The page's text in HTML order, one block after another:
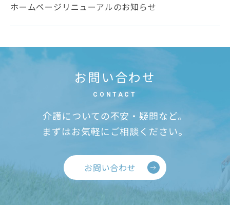
ホームページリニューアルのお知らせ
お問い合わせ
CONTACT
介護についての不安・疑問など。
まずはお気軽にご相談ください。
お問い合わせ